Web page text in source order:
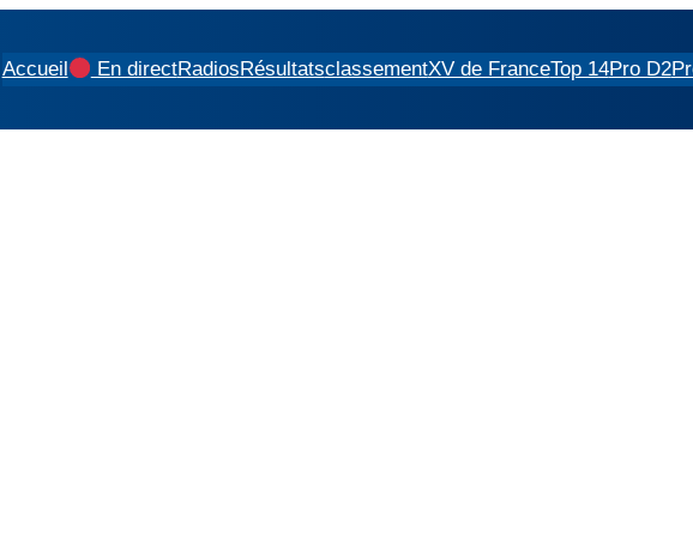
Accueil En directRadiosRésultatsclassementXV de FranceTop 14Pro D2